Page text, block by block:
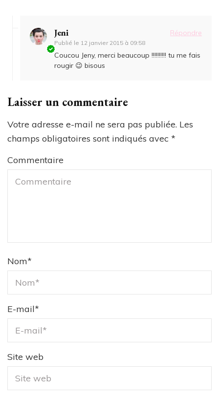
Jeni
Publié le 12 janvier 2015 à 09:58
Répondre
Coucou Jeny, merci beaucoup !!!!!!!!!! tu me fais
rougir 😉 bisous
Laisser un commentaire
Votre adresse e-mail ne sera pas publiée. Les
champs obligatoires sont indiqués avec *
Commentaire
Nom*
E-mail*
Site web